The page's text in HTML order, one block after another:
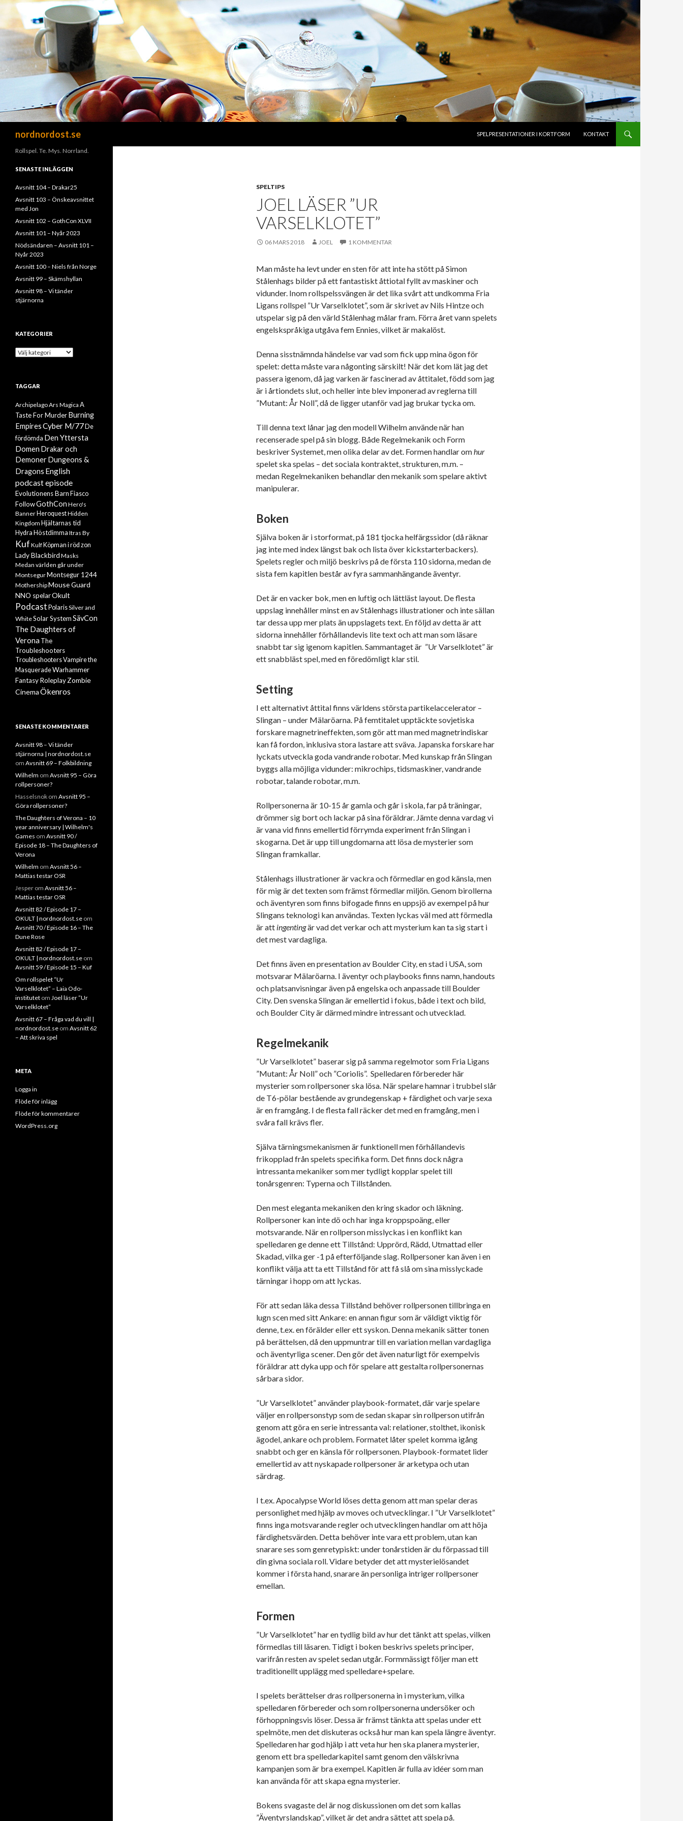
nordnordost.se
SPELPRESENTATIONER I KORTFORM
KONTAKT
SPELTIPS
JOEL LÄSER ”UR
VARSELKLOTET”
06 MARS 2018 JOEL 1 KOMMENTAR
Man måste ha levt under en sten för att inte ha stött på Simon
Stålenhags bilder på ett fantastiskt åttiotal fyllt av maskiner och
vidunder. Inom rollspelssvängen är det lika svårt att undkomma Fria
Ligans rollspel ”Ur Varselklotet”, som är skrivet av Nils Hintze och
utspelar sig på den värld Stålenhag målar fram. Förra året vann spelets
engelskspråkiga utgåva fem Ennies, vilket är makalöst.
Denna sisstnämnda händelse var vad som fick upp mina ögon för
spelet: detta måste vara någonting särskilt! När det kom lät jag det
passera igenom, då jag varken är fascinerad av åttitalet, född som jag
är i årtiondets slut, och heller inte blev imponerad av reglerna till
”Mutant: År Noll”, då de ligger utanför vad jag brukar tycka om.
Till denna text lånar jag den modell Wilhelm använde när han
recenserade spel på sin blogg. Både Regelmekanik och Form
beskriver Systemet, men olika delar av det. Formen handlar omhur
spelet ska spelas – det sociala kontraktet, strukturen, m.m. –
medan Regelmekaniken behandlar den mekanik som spelare aktivt
manipulerar.
Boken
Själva boken är i storformat, på 181 tjocka helfärgssidor (då räknar
jag inte med index längst bak och lista över kickstarterbackers).
Spelets regler och miljö beskrivs på de första 110 sidorna, medan de
sista fem kapitlen består av fyra sammanhängande äventyr.
Det är en vacker bok, men en luftig och lättläst layout. De flesta
uppslag innehåller minst en av Stålenhags illustrationer och inte sällan
tar dessa upp mer plats än uppslagets text. En följd av detta är att
sidorna innehåller förhållandevis lite text och att man som läsare
snabbt tar sig igenom kapitlen. Sammantaget är ”Ur Varselklotet” är
ett snabbläst spel, med en föredömligt klar stil.
Setting
I ett alternativt åttital finns världens största partikelaccelerator –
Slingan – under Mälaröarna. På femtitalet upptäckte sovjetiska
forskare magnetrineffekten, som gör att man med magnetrindiskar
kan få fordon, inklusiva stora lastare att sväva. Japanska forskare har
lyckats utveckla goda vandrande robotar. Med kunskap från Slingan
byggs alla möjliga vidunder: mikrochips, tidsmaskiner, vandrande
robotar, talande robotar, m.m.
Rollpersonerna är 10-15 år gamla och går i skola, far på träningar,
drömmer sig bort och lackar på sina föräldrar. Jämte denna vardag vi
är vana vid finns emellertid förrymda experiment från Slingan i
skogarna. Det är upp till ungdomarna att lösa de mysterier som
Slingan framkallar.
Stålenhags illustrationer är vackra och förmedlar en god känsla, men
för mig är det texten som främst förmedlar miljön. Genom birollerna
och äventyren som finns bifogade finns en uppsjö av exempel på hur
Slingans teknologi kan användas. Texten lyckas väl med att förmedla
är att ingentingär vad det verkar och att mysterium kan ta sig start i
det mest vardagliga.
Det finns även en presentation av Boulder City, en stad i USA, som
motsvarar Mälaröarna. I äventyr och playbooks finns namn, handouts
och platsanvisningar även på engelska och anpassade till Boulder
City. Den svenska Slingan är emellertid i fokus, både i text och bild,
och Boulder City är därmed mindre intressant och utvecklad.
Regelmekanik
”Ur Varselklotet” baserar sig på samma regelmotor som Fria Ligans
”Mutant: År Noll” och ”Coriolis”. Spelledaren förbereder här
mysterier som rollpersoner ska lösa. När spelare hamnar i trubbel slår
de T6-pölar bestående av grundegenskap + färdighet och varje sexa
är en framgång. I de flesta fall räcker det med en framgång, men i
svåra fall krävs fler.
Själva tärningsmekanismen är funktionell men förhållandevis
frikopplad från spelets specifika form. Det finns dock några
intressanta mekaniker som mer tydligt kopplar spelet till
tonårsgenren: Typerna och Tillstånden.
Den mest eleganta mekaniken den kring skador och läkning.
Rollpersoner kan inte dö och har inga kroppspoäng, eller
motsvarande. När en rollperson misslyckas i en konflikt kan
spelledaren ge denne ett Tillstånd: Upprörd, Rädd, Utmattad eller
Skadad, vilka ger -1 på efterföljande slag. Rollpersoner kan även i en
konflikt välja att ta ett Tillstånd för att få slå om sina misslyckade
tärningar i hopp om att lyckas.
För att sedan läka dessa Tillstånd behöver rollpersonen tillbringa en
lugn scen med sitt Ankare: en annan figur som är väldigt viktig för
denne, t.ex. en förälder eller ett syskon. Denna mekanik sätter tonen
på berättelsen, då den uppmuntrar till en variation mellan vardagliga
och äventyrliga scener. Den gör det även naturligt för exempelvis
föräldrar att dyka upp och för spelare att gestalta rollpersonernas
sårbara sidor.
”Ur Varselklotet” använder playbook-formatet, där varje spelare
väljer en rollpersonstyp som de sedan skapar sin rollperson utifrån
genom att göra en serie intressanta val: relationer, stolthet, ikonisk
ägodel, ankare och problem. Formatet låter spelet komma igång
snabbt och ger en känsla för rollpersonen. Playbook-formatet lider
emellertid av att nyskapade rollpersoner är arketypa och utan
särdrag.
I t.ex. Apocalypse World löses detta genom att man spelar deras
personlighet med hjälp av moves och utvecklingar. I ”Ur Varselklotet”
finns inga motsvarande regler och utvecklingen handlar om att höja
färdighetsvärden. Detta behöver inte vara ett problem, utan kan
snarare ses som genretypiskt: under tonårstiden är du förpassad till
din givna sociala roll. Vidare betyder det att mysterielösandet
kommer i första hand, snarare än personliga intriger rollpersoner
emellan.
Formen
”Ur Varselklotet” har en tydlig bild av hur det tänkt att spelas, vilken
förmedlas till läsaren. Tidigt i boken beskrivs spelets principer,
varifrån resten av spelet sedan utgår. Formmässigt följer man ett
traditionellt upplägg med spelledare+spelare.
I spelets berättelser dras rollpersonerna in i mysterium, vilka
spelledaren förbereder och som rollpersonerna undersöker och
förhoppningsvis löser. Dessa är främst tänkta att spelas under ett
spelmöte, men det diskuteras också hur man kan spela längre äventyr.
Spelledaren har god hjälp i att veta hur hen ska planera mysterier,
genom ett bra spelledarkapitel samt genom den välskrivna
kampanjen som är bra exempel. Kapitlen är fulla av idéer som man
kan använda för att skapa egna mysterier.
Bokens svagaste del är nog diskussionen om det som kallas
”Äventyrslandskap”, vilket är det andra sättet att spela på.
Rollspel. Te. Mys. Norrland.
SENASTE INLÄGGEN
Avsnitt 104 – Drakar25
Avsnitt 103 – Önskeavsnittet
med Jon
Avsnitt 102 – GothCon XLVII
Avsnitt 101 – Nyår 2023
Nödsändaren – Avsnitt 101 –
Nyår 2023
Avsnitt 100 – Niels från Norge
Avsnitt 99 – Skämshyllan
Avsnitt 98 – Vi tänder
stjärnorna
KATEGORIER
Kategorier
TAGGAR
ArchipelagoArs Magica A
Taste For MurderBurning
EmpiresCyber M/77 De
fördömda Den Yttersta
DomenDrakar och
DemonerDungeons &
Dragons English
podcast episode
Evolutionens Barn Fiasco
FollowGothCon Hero's
Banner HeroquestHidden
Kingdom Hjältarnas tid
Hydra Höstdimma Itras By
Kuf Kulf Köpman i röd zon
Lady Blackbird Masks
Medan världen går under
MontsegurMontsegur 1244
MothershipMouse Guard
NNO spelarOkult
Podcast PolarisSilver and
WhiteSolar SystemSävCon
The Daughters of
VeronaThe
Troubleshooters
TroubleshootersVampire the
MasqueradeWarhammer
Fantasy RoleplayZombie
CinemaÖkenros
SENASTE KOMMENTARER
Avsnitt 98 – Vi tänder
stjärnorna | nordnordost.se
om Avsnitt 69 – Folkbildning
Wilhelm om Avsnitt 95 – Göra
rollpersoner?
Hasselsnok om Avsnitt 95 –
Göra rollpersoner?
The Daughters of Verona – 10
year anniversary | Wilhelm's
Games om Avsnitt 90 /
Episode 18 – The Daughters of
Verona
Wilhelm om Avsnitt 56 –
Mattias testar OSR
Jesper om Avsnitt 56 –
Mattias testar OSR
Avsnitt 82 / Episode 17 –
OKULT | nordnordost.se om
Avsnitt 70 / Episode 16 – The
Dune Rose
Avsnitt 82 / Episode 17 –
OKULT | nordnordost.se om
Avsnitt 59 / Episode 15 – Kuf
Om rollspelet “Ur
Varselklotet” – Laia Odo-
institutet om Joel läser ”Ur
Varselklotet”
Avsnitt 67 – Fråga vad du vill |
nordnordost.se om Avsnitt 62
– Att skriva spel
META
Logga in
Flöde för inlägg
Flöde för kommentarer
WordPress.org